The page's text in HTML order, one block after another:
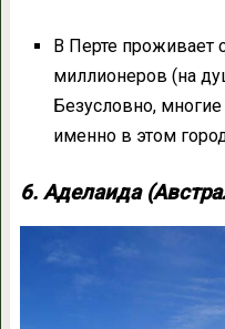
В Перте проживает
миллионеров (на
Безусловно,
именно в этом
6. Аделаида